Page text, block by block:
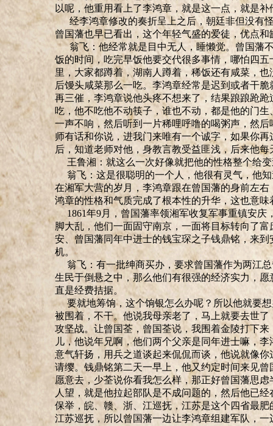
以呢，他重用看上了李鸿章，就是这一点，就是补
经李鸿章修改的奏折呈上之后，朝廷非但没有怪
曾国藩也早已看出，这个年轻气盛的爱徒，优点
翁飞：他经常就是目中无人，睡懒觉。曾国藩
饭的时间，吃完早饭他要交代很多事情，哪怕四
里，大家都蹲着，湖南人蹲着，稀饭还有咸菜，
后馒头咸菜那么一吃。李鸿章经常是迟到或者干
再三催，李鸿章说他头疼不想来了，结果踉踉跄
吃，他不吃他不动筷子，谁也不动，都是他的门
一声不响，然后听到一片稀哩呼噜的喝粥声，然
师有话和你说，进我门来唯有一个诚字，如果你再
后，知道老师对他，身教言教受益匪浅，后来他
王鲁湘：就这么一次好像就把他的性格整个给
翁飞：这是很聪明的一个人，他很有灵气，他
在湘军大营的岁月，李鸿章跟在曾国藩的身前左
鸿章的性格和气质完成了根本性的升华，这也意
1861年9月，曾国藩率领湘军收复军事重镇安
脚大乱，他们一面固守南京，一面将目标转向了
安、曾国藩同年中进士的钱宝琛之子钱鼎铭，来
机。
翁飞：有一批绅商买办，要求曾国藩作为两江
生民于倒悬之中，那么他们有很强的经济实力，愿
直是经费拮据。
要就地筹饷，这个饷银怎么办呢？所以他就要
被围着，不干。他说我母亲老了 ， 马上就要去世了
攻坚战。 让曾国荃，曾国荃说，我围着金陵打下
儿，他说年兄啊，他们两个父亲是同年进士嘛，
意气轩扬，用兵之道谈起来侃侃而谈，他说就像
请缨。钱鼎铭第二天一早上，他又约定时间来见
愿意去，少荃说你看我怎么样，那正好曾国藩思
人望，就是他拉起部队是不成问题的，然后他已
保举，皖、赣、浙、江巡抚 ，江苏是这个四省最肥
江苏巡抚，所以曾国藩一边让李鸿章组建军队，